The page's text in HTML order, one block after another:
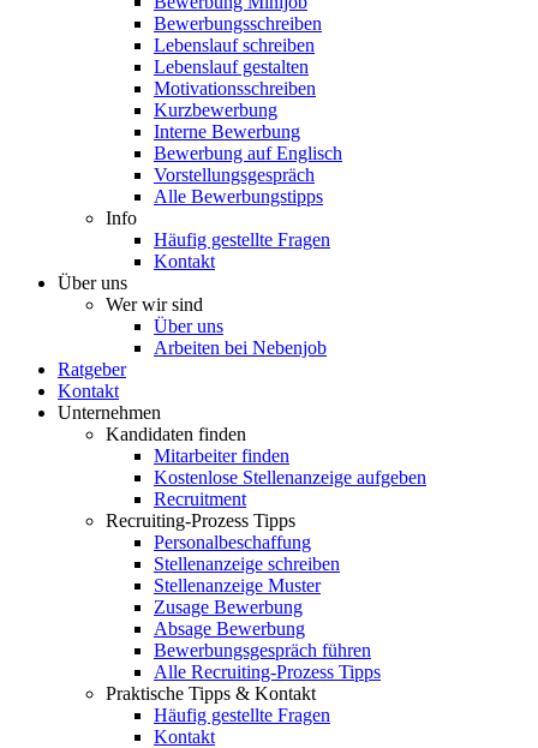
Bewerbungsschreiben
Lebenslauf schreiben
Lebenslauf gestalten
Motivationsschreiben
Kurzbewerbung
Interne Bewerbung
Bewerbung auf Englisch
Vorstellungsgespräch
Alle Bewerbungstipps
Info
Häufig gestellte Fragen
Kontakt
Über uns
Wer wir sind
Über uns
Arbeiten bei Nebenjob
Ratgeber
Kontakt
Unternehmen
Kandidaten finden
Mitarbeiter finden
Kostenlose Stellenanzeige aufgeben
Recruitment
Recruiting-Prozess Tipps
Personalbeschaffung
Stellenanzeige schreiben
Stellenanzeige Muster
Zusage Bewerbung
Absage Bewerbung
Bewerbungsgespräch führen
Alle Recruiting-Prozess Tipps
Praktische Tipps & Kontakt
Häufig gestellte Fragen
Kontakt